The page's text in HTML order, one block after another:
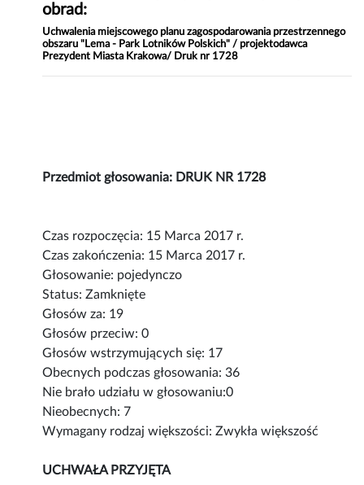
obrad:
Uchwalenia miejscowego planu zagospodarowania przestrzennego
obszaru "Lema - Park Lotników Polskich" / projektodawca
Prezydent Miasta Krakowa/ Druk nr 1728
Przedmiot głosowania: DRUK NR 1728
Czas rozpoczęcia: 15 Marca 2017 r.
Czas zakończenia: 15 Marca 2017 r.
Głosowanie: pojedynczo
Status: Zamknięte
Głosów za: 19
Głosów przeciw: 0
Głosów wstrzymujących się: 17
Obecnych podczas głosowania: 36
Nie brało udziału w głosowaniu:0
Nieobecnych: 7
Wymagany rodzaj większości: Zwykła większość
UCHWAŁA PRZYJĘTA